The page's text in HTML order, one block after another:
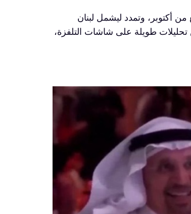
أكتوبر، وتمدد ليشمل لبنان
تحليلات طويلة على شاشات التلفزة،